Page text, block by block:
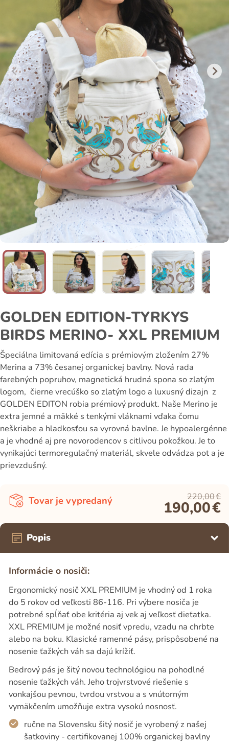
GOLDEN EDITION-TYRKYS
BIRDS MERINO- XXL PREMIUM
Špeciálna limitovaná edícia s prémiovým zložením 27%
Merina a 73% česanej organickej bavlny. Nová rada
farebných popruhov, magnetická hrudná spona so zlatým
logom, čierne vrecúško so zlatým logo a luxusný dizajn z
GOLDEN EDITON robia prémiový produkt. Naše Merino je
extra jemné a mäkké s tenkými vláknami vďaka čomu
neškriabe a hladkosťou sa vyrovná bavlne. Je hypoalergénne
a je vhodné aj pre novorodencov s citlivou pokožkou. Je to
vynikajúci termoregulačný materiál, skvele odvádza pot a je
prievzdušný.
Tovar je vypredaný 220,00€
190,00€
Popis
Informácie o nosiči:
Ergonomický nosič XXL PREMIUM je vhodný od 1 roka
do 5 rokov od veľkosti 86-116. Pri výbere nosiča je
potrebné spĺňať obe kritéria aj vek aj veľkosť dieťatka.
XXL PREMIUM je možné nosiť vpredu, vzadu na chrbte
alebo na boku. Klasické ramenné pásy, prispôsobené na
nosenie ťažkých váh sa dajú krížiť.
Bedrový pás je šitý novou technológiou na pohodlné
nosenie ťažkých váh. Jeho trojvrstvové riešenie s
vonkajšou pevnou, tvrdou vrstvou a s vnútorným
vymäkčením umožňuje extra vysokú nosnosť.
ručne na Slovensku šitý nosič je vyrobený z našej
šatkoviny - certifikovanej 100% organickej bavlny